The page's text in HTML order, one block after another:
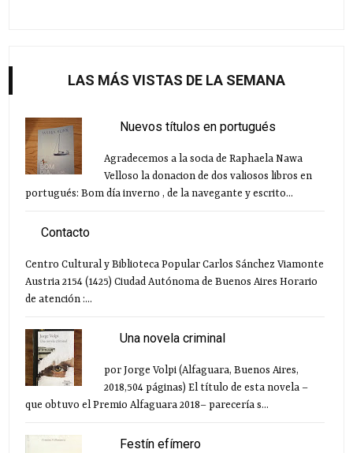
LAS MÁS VISTAS DE LA SEMANA
Nuevos títulos en portugués
Agradecemos a la socia de Raphaela Nawa
Velloso la donacion de dos valiosos libros en
portugués: Bom día inverno , de la navegante y escrito...
Contacto
Centro Cultural y Biblioteca Popular Carlos Sánchez Viamonte
Austria 2154 (1425) Ciudad Autónoma de Buenos Aires Horario
de atención :...
Una novela criminal
por Jorge Volpi (Alfaguara, Buenos Aires,
2018,504 páginas) El título de esta novela –
que obtuvo el Premio Alfaguara 2018– parecería s...
Festín efímero